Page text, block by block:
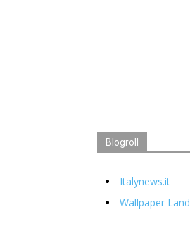
Blogroll
Italynews.it
Wallpaper Land